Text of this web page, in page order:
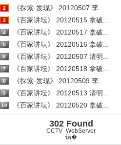
2 《探索·发现》 20120507 李...
3 《百家讲坛》 20120515 拿破...
4 《百家讲坛》 20120517 拿破...
5 《百家讲坛》 20120516 拿破...
6 《百家讲坛》 20120507 清明...
7 《百家讲坛》 20120518 拿破...
8 《探索·发现》 20120509 李...
9 《百家讲坛》 20120513 清明...
10 《百家讲坛》 20120520 拿破...
302 Found
CCTV_WebServer
锘�